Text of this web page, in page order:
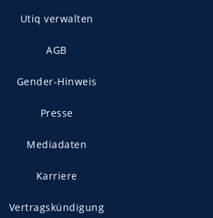
Utiq verwalten
AGB
Gender-Hinweis
Presse
Mediadaten
Karriere
Vertragskündigung